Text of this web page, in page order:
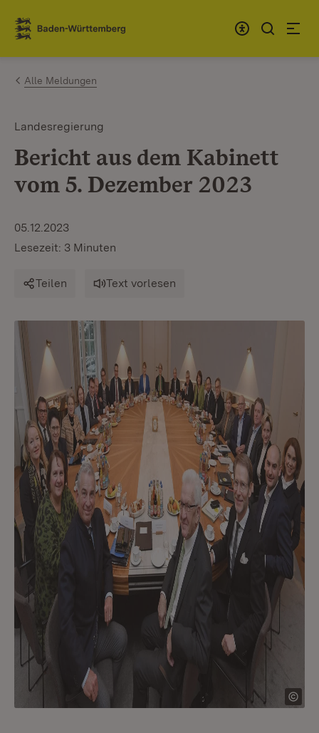
Zum Inhalt springen
Link zur Startseite
Alle Meldungen
Landesregierung
Bericht aus dem Kabinett
vom 5. Dezember 2023
05.12.2023
Lesezeit: 3 Minuten
Teilen Text vorlesen